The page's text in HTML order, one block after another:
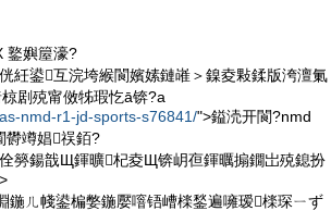
鐜嬩箼濠?
紝鍙互浣垮緱閬嬪嫊鏈嶉＞鎳夌敤鍒版洿澶氭
剧殑甯傚牬瑕忔ā锛?a
nmd-r1-jd-sports-s76841/">鎰涜开閬?nmd
欎竴娼祦銆?
簩鍚戠Щ鍕曠杞夌Щ锛岄亱鍕曞搧鐗岀殑鎴扮
ㄦ帴鍙楄嫳鍦嬮噾铻嶆檪鍫遍噰瑷檪琛ㄧず